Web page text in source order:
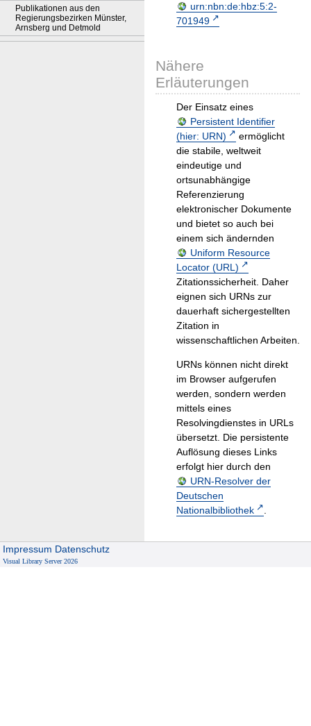
Publikationen aus den
Regierungsbezirken Münster,
Arnsberg und Detmold
urn:nbn:de:hbz:5:2-
701949
Nähere
Erläuterungen
Der Einsatz eines
Persistent Identifier
(hier: URN)
ermöglicht
die stabile, weltweit
eindeutige und
ortsunabhängige
Referenzierung
elektronischer Dokumente
und bietet so auch bei
einem sich ändernden
Uniform Resource
Locator (URL)
Zitationssicherheit. Daher
eignen sich URNs zur
dauerhaft sichergestellten
Zitation in
wissenschaftlichen Arbeiten.
URNs können nicht direkt
im Browser aufgerufen
werden, sondern werden
mittels eines
Resolvingdienstes in URLs
übersetzt. Die persistente
Auflösung dieses Links
erfolgt hier durch den
URN-Resolver der
Deutschen
Nationalbibliothek
.
Impressum Datenschutz
Visual Library Server 2026